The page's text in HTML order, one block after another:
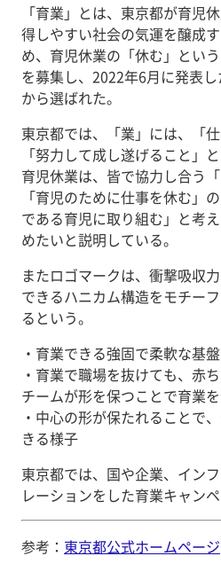
「育業」とは、東京都が育児
得しやすい社会の気運を醸成
め、育児休業の「休む」とい
を募集し、2022年6月に発表
から選ばれた。
東京都では、「業」には、「
「努力して成し遂げること」
育児休業は、皆で協力し合う
「育児のために仕事を休む」
である育児に取り組む」と考
めたいと説明している。
またロゴマークは、衝撃吸収
できるハニカム構造をモチー
るという。
・育業できる強固で柔軟な基
・育業で職場を抜けても、赤
チームが形を保つことで育業
・中心の形が保たれることで
きる様子
東京都では、国や企業、イン
レーションをした育業キャン
参考： 東京都公式ホームページ